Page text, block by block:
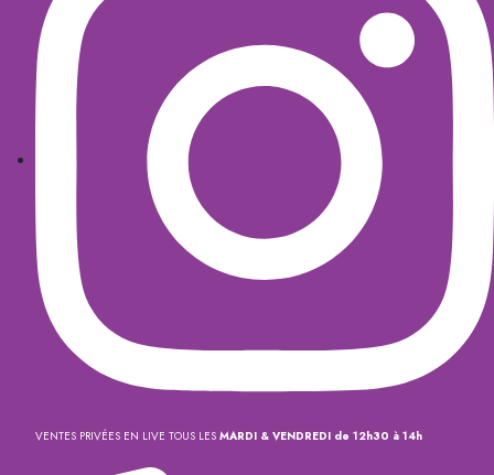
VENTES PRIVÉES EN LIVE TOUS LES MARDI & VENDREDI de 12h30 à 14h